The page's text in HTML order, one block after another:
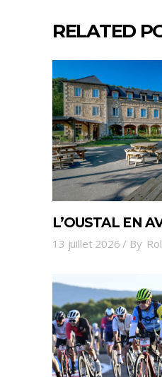
RELATED
L’OUSTAL EN
13 juillet 2026 By